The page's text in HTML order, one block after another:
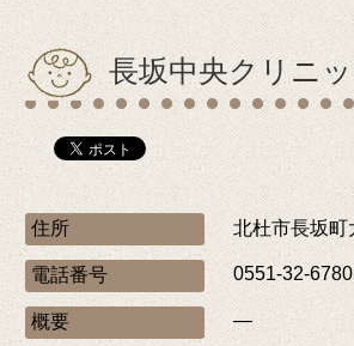
長坂中央クリニ
住所 北杜市長坂町
電話番号 0551-32-6780
概要 ―